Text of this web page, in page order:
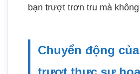
bạn trượt trơn tru mà
Chuyển động